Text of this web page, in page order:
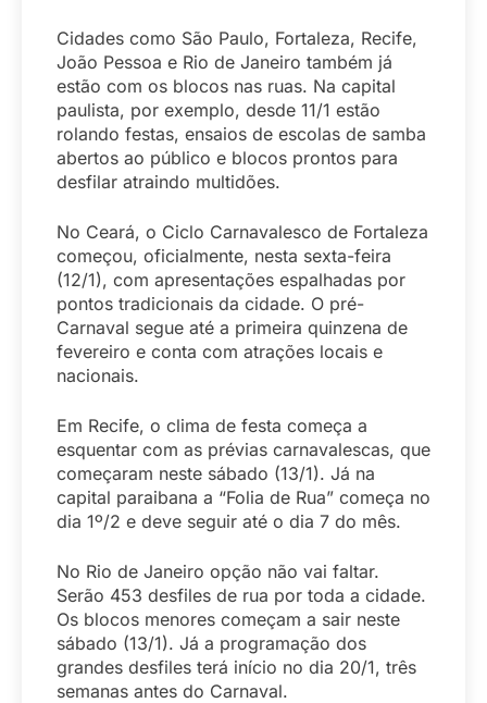
Cidades como São Paulo, Fortaleza, Recife,
João Pessoa e Rio de Janeiro também já
estão com os blocos nas ruas. Na capital
paulista, por exemplo, desde 11/1 estão
rolando festas, ensaios de escolas de samba
abertos ao público e blocos prontos para
desfilar atraindo multidões.
No Ceará, o Ciclo Carnavalesco de Fortaleza
começou, oficialmente, nesta sexta-feira
(12/1), com apresentações espalhadas por
pontos tradicionais da cidade. O pré-
Carnaval segue até a primeira quinzena de
fevereiro e conta com atrações locais e
nacionais.
Em Recife, o clima de festa começa a
esquentar com as prévias carnavalescas, que
começaram neste sábado (13/1). Já na
capital paraibana a “Folia de Rua” começa no
dia 1º/2 e deve seguir até o dia 7 do mês.
No Rio de Janeiro opção não vai faltar.
Serão 453 desfiles de rua por toda a cidade.
Os blocos menores começam a sair neste
sábado (13/1). Já a programação dos
grandes desfiles terá início no dia 20/1, três
semanas antes do Carnaval.